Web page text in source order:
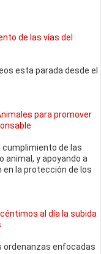
de las vías del
esta parada desde el
para promover
cumplimiento de las
animal, y apoyando a
en la protección de los
al día la subida
ordenanzas enfocadas